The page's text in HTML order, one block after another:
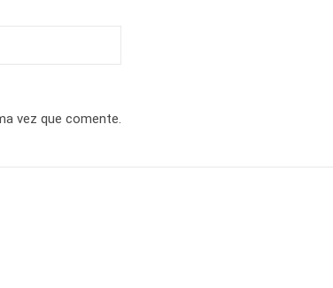
vez que comente.